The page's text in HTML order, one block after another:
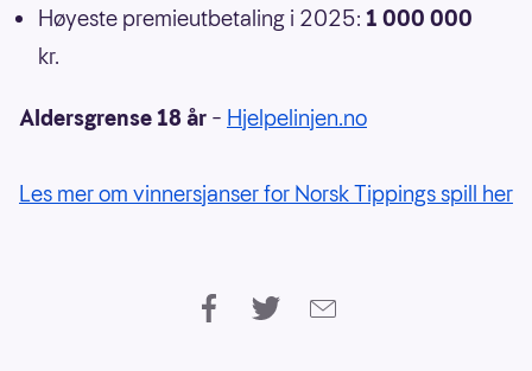
Høyeste premieutbetaling i 2025: 1 000 000
kr.
Aldersgrense 18 år – Hjelpelinjen.no
Les mer om vinnersjanser for Norsk Tippings spill her